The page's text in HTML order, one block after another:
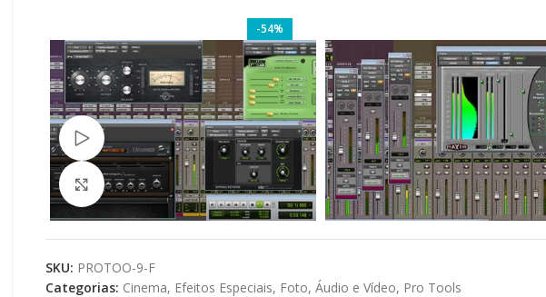
-54%
Assista ao vídeo
Clique para ampliar
SKU: PROTOO-9-F
Categorias: Cinema, Efeitos Especiais, Foto, Áudio e Vídeo, Pro Tools